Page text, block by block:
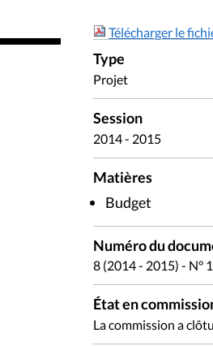
Télécharger le
Type
Projet
Session
2014 - 2015
Matières
Budget
Numéro du
8 (2014 - 2015) - N° 1
État en
La commission a